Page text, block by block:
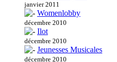
janvier 2011
Womenlobby
décembre 2010
Ilot
décembre 2010
Jeunesses Musicales
décembre 2010